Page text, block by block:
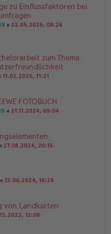
zu Einflussfaktoren bei
« 22.05.2025, 08:26
zum Thema
11.02.2025, 11:21
FOTOBUCH
« 21.11.2024, 09:04
« 27.08.2024, 20:15
« 13.06.2024, 16:26
von Landkarten
12:08